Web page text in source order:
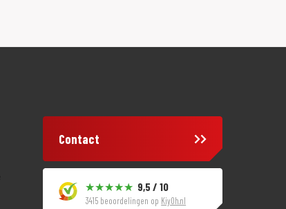
Contact
9,5 / 10
3415 beoordelingen op KiyOh.nl